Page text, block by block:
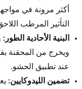
أكثر مرونة في
التأثير المرطب
البنية الأحادية الطور:
ويخرج من المحقنة
عند تطبيق الحشو.
تضمين الليدوكايين: